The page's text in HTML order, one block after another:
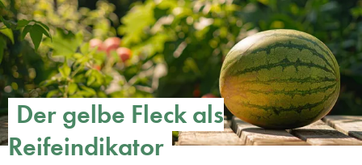
Der gelbe Fleck als
Reifeindikator